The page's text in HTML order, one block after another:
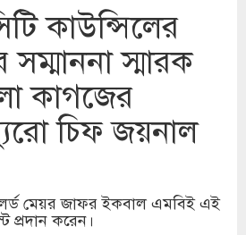
কাউন্সিলের
সম্মাননা স্মারক
কাগজের
চিফ জয়নাল
লর্ড মেয়র জাফর ইকবাল এমবিই এই
প্রদান করেন।